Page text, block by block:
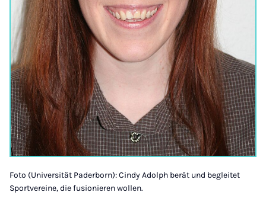
Foto (Universität Paderborn): Cindy Adolph berät und begleitet
Sportvereine, die fusionieren wollen.